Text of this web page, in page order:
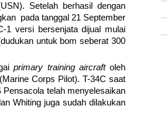
Setelah berhasil dengan
pada tanggal 21 September
1 versi bersenjata dijual mulai
untuk bom seberat 300
primary training aircraftoleh
Corps Pilot). T-34C saat
telah menyelesaikan
Whiting juga sudah dilakukan